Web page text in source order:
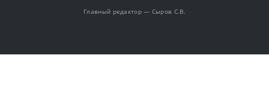
Главный редактор — Сыров С.В.